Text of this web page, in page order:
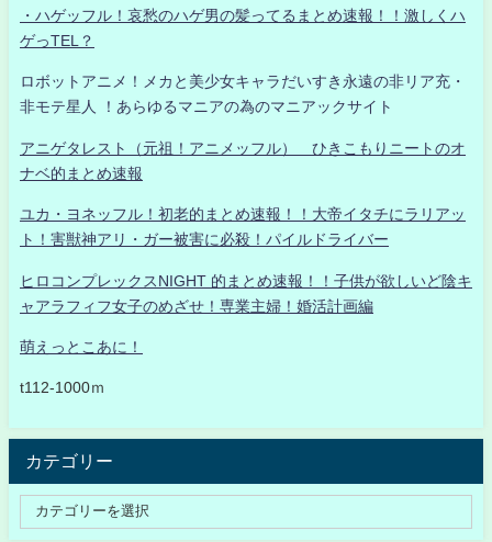
・ハゲッフル！哀愁のハゲ男の髪ってるまとめ速報！！激しくハ
ゲっTEL？
ロボットアニメ！メカと美少女キャラだいすき永遠の非リア充・
非モテ星人 ！あらゆるマニアの為のマニアックサイト
アニゲタレスト（元祖！アニメッフル） ひきこもりニートのオ
ナベ的まとめ速報
ユカ・ヨネッフル！初老的まとめ速報！！大帝イタチにラリアッ
ト！害獣神アリ・ガー被害に必殺！パイルドライバー
ヒロコンプレックスNIGHT 的まとめ速報！！子供が欲しいど陰キ
ャアラフィフ女子のめざせ！専業主婦！婚活計画編
萌えっとこあに！
t112-1000ｍ
カテゴリー